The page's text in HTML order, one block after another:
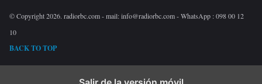
© Copyright 2026. radiorbc.com - mail: info@radiorbc.com - WhatsApp : 098 00 12
10
BACK TO TOP